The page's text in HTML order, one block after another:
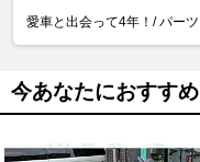
愛車と出会って4年！/ パーツ
今あなたにおすすめ